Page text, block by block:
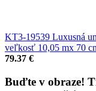
KT3-19539 Luxusná
veľkosť 10,05 mx 70
79.37 €
Buďte v obraze!